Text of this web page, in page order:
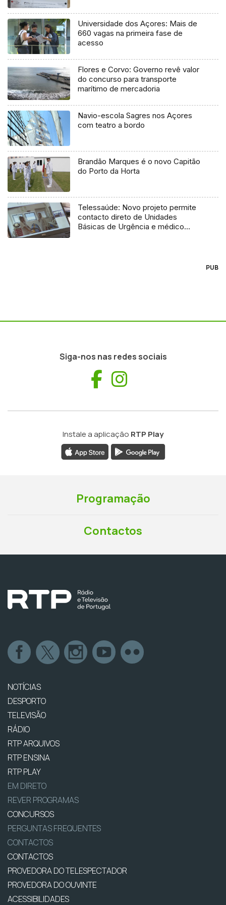
Universidade dos Açores: Mais de
660 vagas na primeira fase de
acesso
Flores e Corvo: Governo revê valor
do concurso para transporte
marítimo de mercadoria
Navio-escola Sagres nos Açores
com teatro a bordo
Brandão Marques é o novo Capitão
do Porto da Horta
Telessaúde: Novo projeto permite
contacto direto de Unidades
Básicas de Urgência e médico
PUB
Siga-nos nas redes sociais
Facebook
Instale a aplicação RTP Play
Programação
Contactos
NOTÍCIAS
DESPORTO
TELEVISÃO
RÁDIO
RTP ARQUIVOS
RTP ENSINA
RTP PLAY
EM DIRETO
REVER PROGRAMAS
CONCURSOS
PERGUNTAS FREQUENTES
CONTACTOS
CONTACTOS
PROVEDORA DO TELESPECTADOR
PROVEDORA DO OUVINTE
ACESSIBILIDADES